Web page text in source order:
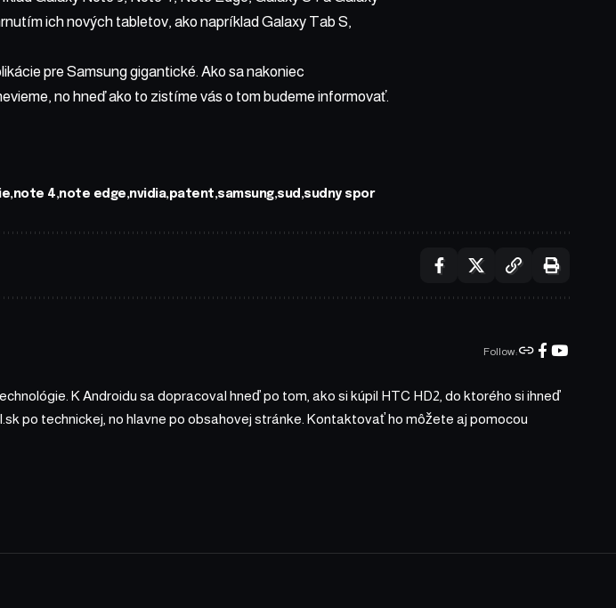
ich nových tabletov, ako napríklad Galaxy Tab S,
pre Samsung gigantické. Ako sa nakoniec
no hneď ako to zistíme vás o tom budeme informovať.
note 4 note edge nvidia patent samsung sud sudny spor
Follow:
K Androidu sa dopracoval hneď po tom, ako si kúpil HTC HD2, do ktorého si ihneď
po technickej, no hlavne po obsahovej stránke. Kontaktovať ho môžete aj pomocou